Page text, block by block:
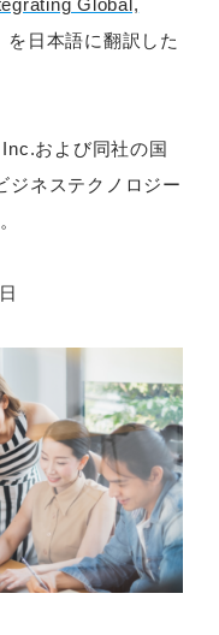
Global,
を日本語に翻訳した
および同社の国
ジネステクノロジー